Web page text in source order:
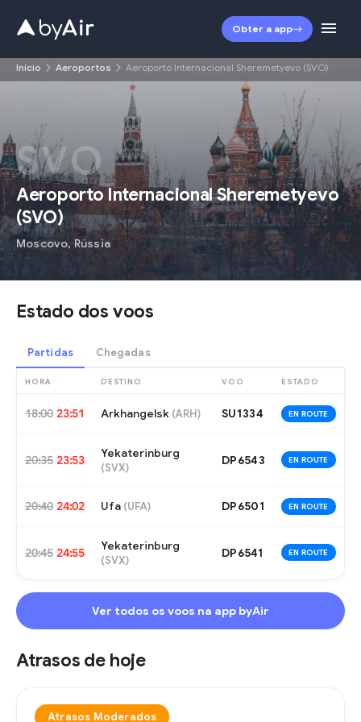
Obter a app
Início Aeroportos Aeroporto Internacional Sheremetyevo (SVO)
SVO
Aeroporto Internacional Sheremetyevo
(SVO)
Moscovo,Rússia
Estado dos voos
Partidas Chegadas
HORA DESTINO VOO ESTADO
18:00 23:51 Arkhangelsk (ARH) SU1334 EN ROUTE
20:35 23:53 Yekaterinburg
(SVX)
DP6543 EN ROUTE
20:40 24:02 Ufa (UFA) DP6501 EN ROUTE
20:45 24:55 Yekaterinburg
(SVX)
DP6541 EN ROUTE
Ver todos os voos na app byAir
Atrasos de hoje
Atrasos Moderados